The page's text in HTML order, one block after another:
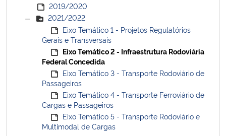
2019/2020
2021/2022
Eixo Temático 1 - Projetos Regulatórios
Gerais e Transversais
Eixo Temático 2 - Infraestrutura Rodoviária
Federal Concedida
Eixo Temático 3 - Transporte Rodoviário de
Passageiros
Eixo Temático 4 - Transporte Ferroviário de
Cargas e Passageiros
Eixo Temático 5 - Transporte Rodoviário e
Multimodal de Cargas